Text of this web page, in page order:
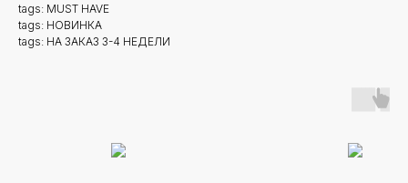
tags: MUST HAVE
tags: НОВИНКА
tags: НА ЗАКАЗ 3-4 НЕДЕЛИ